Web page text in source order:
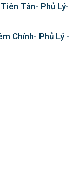
Tân- Phủ Lý-
Chính- Phủ Lý -